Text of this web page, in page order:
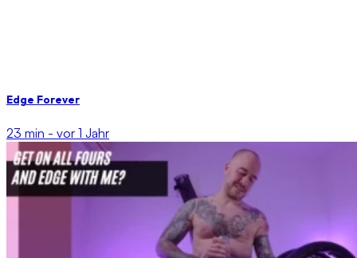
Edge Forever
23 min - vor 1 Jahr